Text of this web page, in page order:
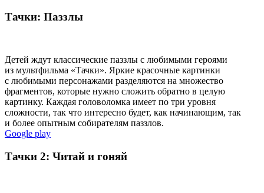
Тачки: Паззлы
Детей ждут классические паззлы с любимыми героями
из мультфильма «Тачки». Яркие красочные картинки
с любимыми персонажами разделяются на множество
фрагментов, которые нужно сложить обратно в целую
картинку. Каждая головоломка имеет по три уровня
сложности, так что интересно будет, как начинающим, так
и более опытным собирателям паззлов.
Google play
Тачки 2: Читай и гоняй